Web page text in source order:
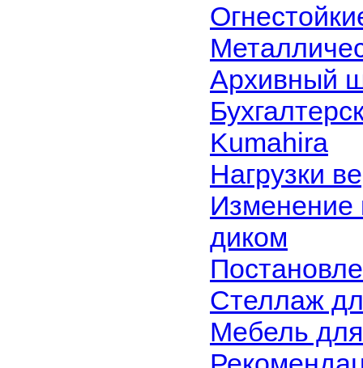
Архивный
Kumahira
Нагрузки
Изменение
диком
Стеллаж
Мебель